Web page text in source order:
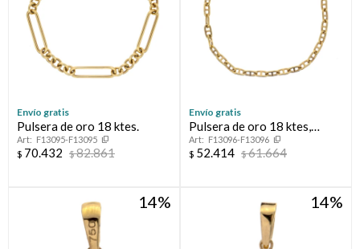
Envío gratis
Pulsera de oro 18 ktes.
F13095-F13095
$ 70.432 $82.861
Envío gratis
Pulsera de oro 18 ktes,
MARINERO.
F13096-F13096
$ 52.414 $61.664
14 14